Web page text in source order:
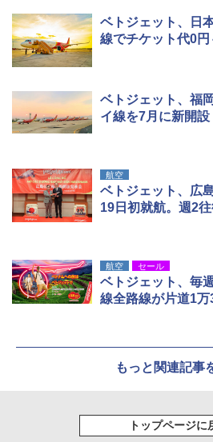
関の購入実績 登
防災用品 長期保
着替えテント ト
通気窓付き】収
￥3,080
ベトジェット、日
線でチケット代0
ベトジェット、福
イ線を7月に新開設
航空
ベトジェット、広
19日初就航。週2往
航空 セール
ベトジェット、毎
線全路線が片道1
もっと関連記事
トップページに